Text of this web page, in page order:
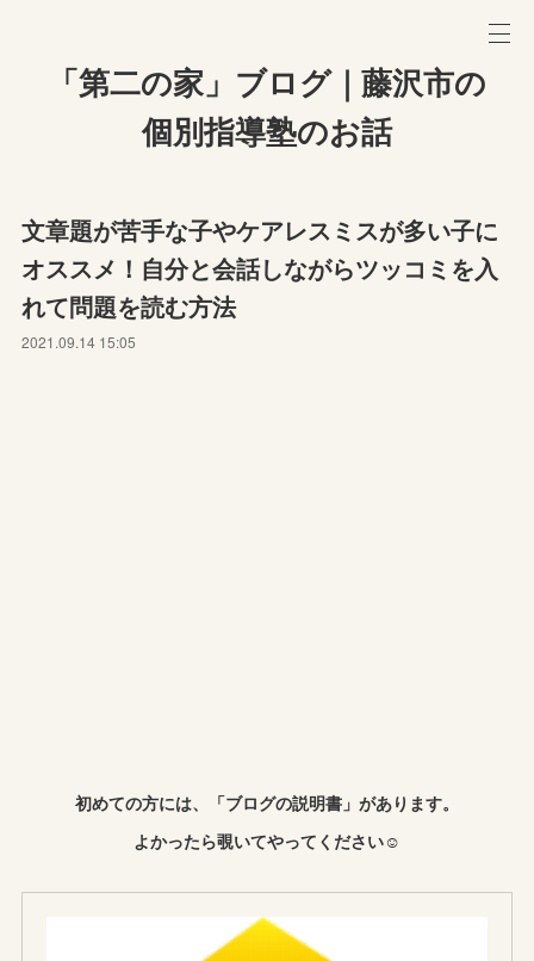
「第二の家」ブログ｜藤沢市の
個別指導塾のお話
文章題が苦手な子やケアレスミスが多い子に
オススメ！自分と会話しながらツッコミを入
れて問題を読む方法
2021.09.14 15:05
初めての方には、「ブログの説明書」があります。
よかったら覗いてやってください☺︎